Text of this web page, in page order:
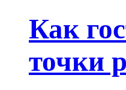
Как
точки